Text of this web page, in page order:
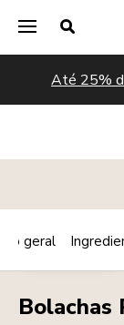
Até 25%
SOBREMESAS
Bolachas
geral